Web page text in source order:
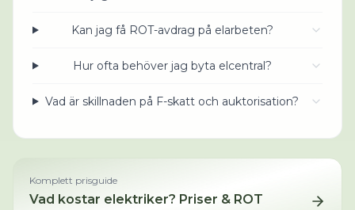
Kan jag få ROT-avdrag på elarbeten?
Hur ofta behöver jag byta elcentral?
Vad är skillnaden på F-skatt och auktorisation?
Komplett prisguide
Vad kostar elektriker? Priser & ROT